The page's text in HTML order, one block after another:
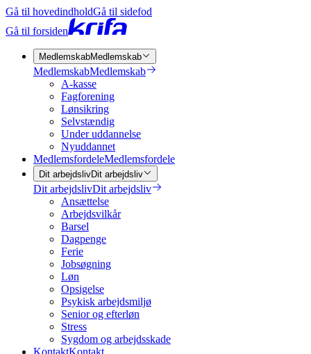
Gå til hovedindholdGå til sidefod
Gå til forsiden
MedlemskabMedlemskab
MedlemskabMedlemskab
A-kasse
Fagforening
Lønsikring
Selvstændig
Under uddannelse
Nyuddannet
MedlemsfordeleMedlemsfordele
Dit arbejdslivDit arbejdsliv
Dit arbejdslivDit arbejdsliv
Ansættelse
Arbejdsvilkår
Barsel
Dagpenge
Ferie
Jobsøgning
Løn
Opsigelse
Psykisk arbejdsmiljø
Senior og efterløn
Stress
Sygdom og arbejdsskade
KontaktKontakt